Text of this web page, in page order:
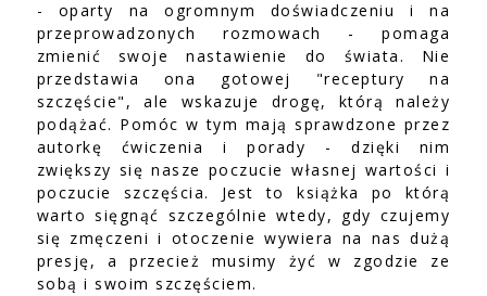
- oparty na ogromnym doświadczeniu i na
przeprowadzonych rozmowach - pomaga
zmienić swoje nastawienie do świata. Nie
przedstawia ona gotowej "receptury na
szczęście", ale wskazuje drogę, którą należy
podążać. Pomóc w tym mają sprawdzone przez
autorkę ćwiczenia i porady - dzięki nim
zwiększy się nasze poczucie własnej wartości i
poczucie szczęścia. Jest to książka po którą
warto sięgnąć szczególnie wtedy, gdy czujemy
się zmęczeni i otoczenie wywiera na nas dużą
presję, a przecież musimy żyć w zgodzie ze
sobą i swoim szczęściem.